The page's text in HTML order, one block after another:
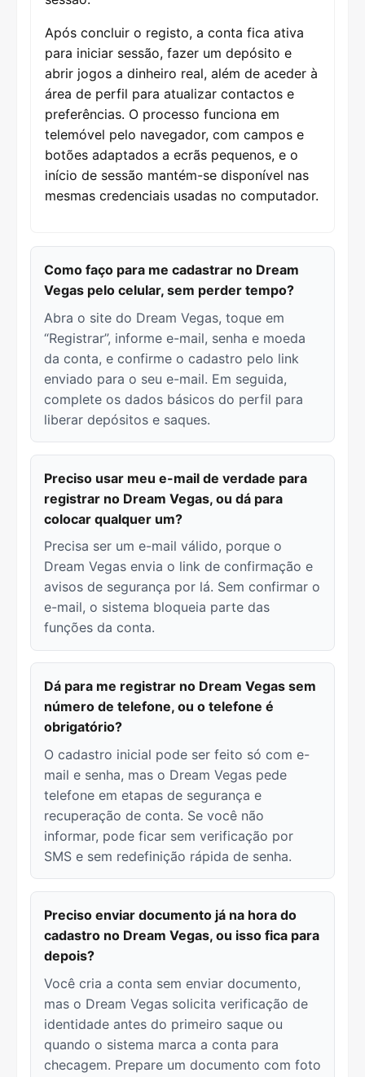
Após concluir o registo, a conta fica ativa
para iniciar sessão, fazer um depósito e
abrir jogos a dinheiro real, além de aceder à
área de perfil para atualizar contactos e
preferências. O processo funciona em
telemóvel pelo navegador, com campos e
botões adaptados a ecrãs pequenos, e o
início de sessão mantém-se disponível nas
mesmas credenciais usadas no computador.
Como faço para me cadastrar no Dream
Vegas pelo celular, sem perder tempo?
Abra o site do Dream Vegas, toque em
“Registrar”, informe e-mail, senha e moeda
da conta, e confirme o cadastro pelo link
enviado para o seu e-mail. Em seguida,
complete os dados básicos do perfil para
liberar depósitos e saques.
Preciso usar meu e-mail de verdade para
registrar no Dream Vegas, ou dá para
colocar qualquer um?
Precisa ser um e-mail válido, porque o
Dream Vegas envia o link de confirmação e
avisos de segurança por lá. Sem confirmar o
e-mail, o sistema bloqueia parte das
funções da conta.
Dá para me registrar no Dream Vegas sem
número de telefone, ou o telefone é
obrigatório?
O cadastro inicial pode ser feito só com e-
mail e senha, mas o Dream Vegas pede
telefone em etapas de segurança e
recuperação de conta. Se você não
informar, pode ficar sem verificação por
SMS e sem redefinição rápida de senha.
Preciso enviar documento já na hora do
cadastro no Dream Vegas, ou isso fica para
depois?
Você cria a conta sem enviar documento,
mas o Dream Vegas solicita verificação de
identidade antes do primeiro saque ou
quando o sistema marca a conta para
checagem. Prepare um documento com foto